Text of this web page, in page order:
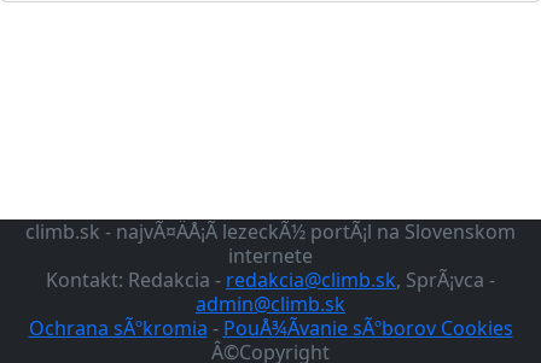
climb.sk - najvÃ¤ÄÅ¡Ã­ lezeckÃ½ portÃ¡l na Slovenskom
internete
Kontakt: Redakcia - redakcia@climb.sk, SprÃ¡vca -
admin@climb.sk
Ochrana sÃºkromia - PouÅ¾Ã­vanie sÃºborov Cookies
Â©Copyright